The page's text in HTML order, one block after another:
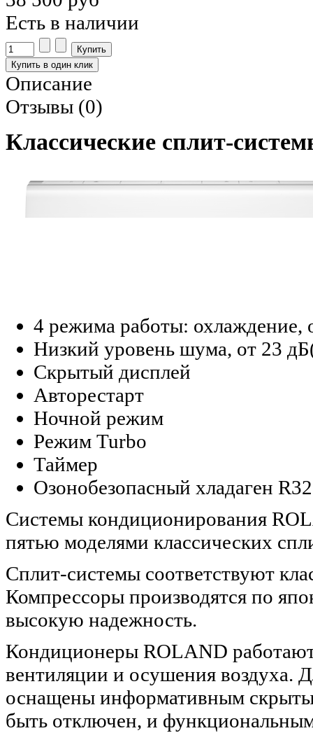
Есть в наличии
Описание
Отзывы (0)
Классические сплит-
4 режима работы: охлаждение,
Низкий уровень шума, от 23
Скрытый дисплей
Авторестарт
Ночной режим
Режим Turbo
Таймер
Озонобезопасный хладаген R32
Системы кондиционирования
пятью моделями классических
Сплит-системы соответствуют
Компрессоры производятся по
высокую надежность.
Кондиционеры ROLAND
вентиляции и осушения воздуха.
оснащены информативным
быть отключен, и